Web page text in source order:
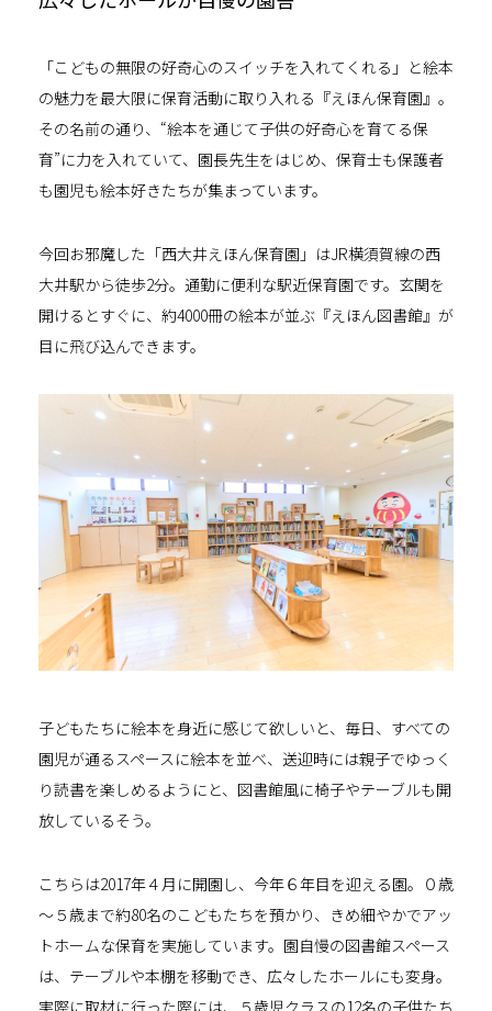
「こどもの無限の好奇心のスイッチを入れてくれる」と絵本
の魅力を最大限に保育活動に取り入れる『えほん保育園』。
その名前の通り、“絵本を通じて子供の好奇心を育てる保
育”に力を入れていて、園長先生をはじめ、保育士も保護者
も園児も絵本好きたちが集まっています。
今回お邪魔した「西大井えほん保育園」はJR横須賀線の西
大井駅から徒歩2分。通勤に便利な駅近保育園です。玄関を
開けるとすぐに、約4000冊の絵本が並ぶ『えほん図書館』が
目に飛び込んできます。
子どもたちに絵本を身近に感じて欲しいと、毎日、すべての
園児が通るスペースに絵本を並べ、送迎時には親子でゆっく
り読書を楽しめるようにと、図書館風に椅子やテーブルも開
放しているそう。
こちらは2017年４月に開園し、今年６年目を迎える園。０歳
～５歳まで約80名のこどもたちを預かり、きめ細やかでアッ
トホームな保育を実施しています。園自慢の図書館スペース
は、テーブルや本棚を移動でき、広々したホールにも変身。
実際に取材に行った際には、５歳児クラスの12名の子供たち